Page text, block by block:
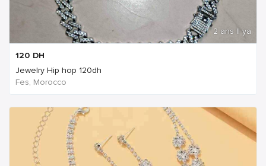
2 ans Il ya
120 DH
Jewelry Hip hop 120dh
Fes, Morocco